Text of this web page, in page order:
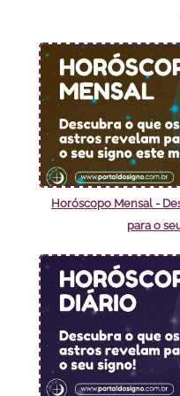
Horóscopo Mensal -
para o